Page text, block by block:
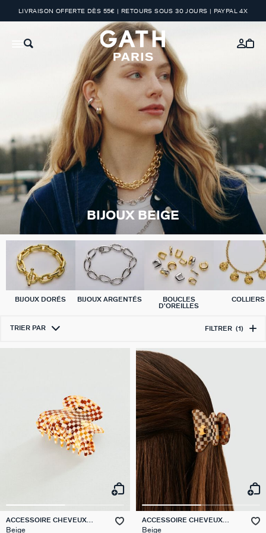
LIVRAISON OFFERTE DÈS 55€ | RETOURS SOUS 30 JOURS | PAYPAL 4X
BIJOUX BEIGE
BIJOUX DORÉS BIJOUX ARGENTÉS
BOUCLES
D'OREILLES
COLLIERS
TRIER PAR FILTRER (1)
ACCESSOIRE CHEVEUX
DAMIER
Beige
ACCESSOIRE CHEVEUX
DAMIER
Beige